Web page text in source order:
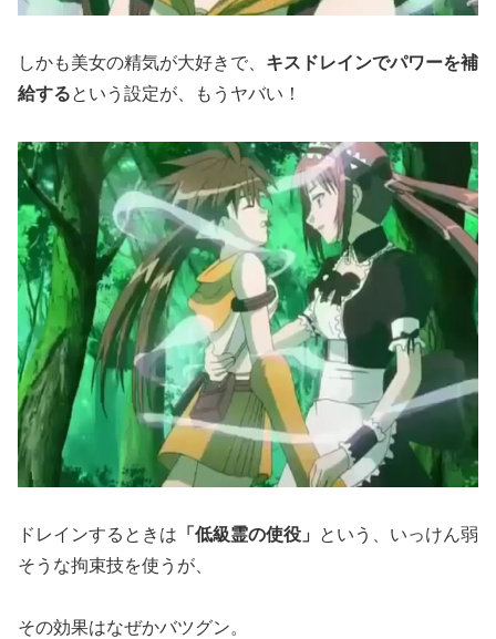
しかも美女の精気が大好きで、 キスドレインでパワーを補
給するという設定が、もうヤバい！
ドレインするときは 「低級霊の使役」
という、いっけん弱
そうな拘束技を使うが、
その効果はなぜかバツグン。